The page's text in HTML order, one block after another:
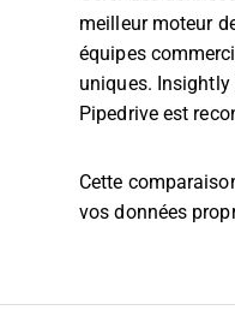
meilleur moteur
équipes
uniques.
Pipedrive est
Cette
vos données